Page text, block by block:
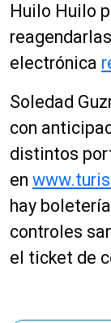
Huilo Huilo
electrónica
Soledad
con
distintos
en
hay
controles
el ticket de